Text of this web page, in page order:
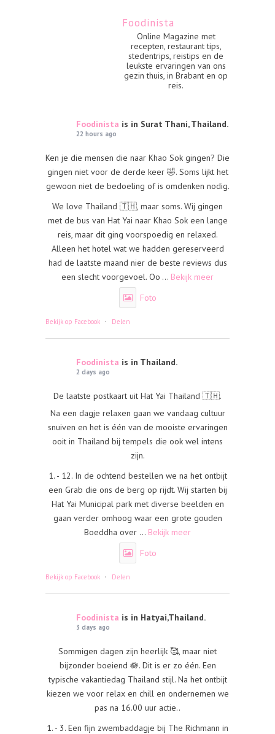
Foodinista
Online Magazine met
recepten, restaurant tips,
stedentrips, reistips en de
leukste ervaringen van ons
gezin thuis, in Brabant en op
reis.
Foodinista is in Surat Thani, Thailand.
22 hours ago
Ken je die mensen die naar Khao Sok gingen? Die
gingen niet voor de derde keer 🤣. Soms lijkt het
gewoon niet de bedoeling of is omdenken nodig.
We love Thailand 🇹🇭, maar soms. Wij gingen
met de bus van Hat Yai naar Khao Sok een lange
reis, maar dit ging voorspoedig en relaxed.
Alleen het hotel wat we hadden gereserveerd
had de laatste maand nier de beste reviews dus
een slecht voorgevoel. Oo ... Bekijk meer
Foto
Bekijk op Facebook · Delen
Foodinista is in Thailand.
2 days ago
De laatste postkaart uit Hat Yai Thailand 🇹🇭.
Na een dagje relaxen gaan we vandaag cultuur
snuiven en het is één van de mooiste ervaringen
ooit in Thailand bij tempels die ook wel intens
zijn.
1. - 12. In de ochtend bestellen we na het ontbijt
een Grab die ons de berg op rijdt. Wij starten bij
Hat Yai Municipal park met diverse beelden en
gaan verder omhoog waar een grote gouden
Boeddha over ... Bekijk meer
Foto
Bekijk op Facebook · Delen
Foodinista is in Hatyai,Thailand.
3 days ago
Sommigen dagen zijn heerlijk 🥰, maar niet
bijzonder boeiend 🪷. Dit is er zo één. Een
typische vakantiedag Thailand stijl. Na het ontbijt
kiezen we voor relax en chill en ondernemen we
pas na 16.00 uur actie..
1. - 3. Een fijn zwembaddagje bij The Richmann in